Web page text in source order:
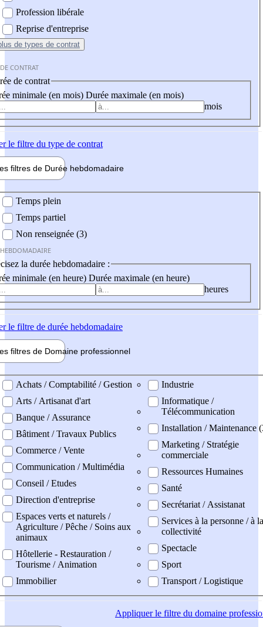
Profession libérale
Reprise d'entreprise
de types de contrat
CONTRAT
de contrat
minimale (en mois) Durée maximale (en mois)
mois
le filtre du type de contrat
filtres de Durée hebdomadaire
Temps plein
Temps partiel
Non renseignée (3)
la durée hebdomadaire :
minimale (en heure) Durée maximale (en heure)
heures
le filtre de durée hebdomadaire
filtres de Domaine professionnel
professionel
Achats / Comptabilité / Gestion
Arts / Artisanat d'art
Banque / Assurance
Bâtiment / Travaux Publics
Commerce / Vente
Communication / Multimédia
Conseil / Etudes
Direction d'entreprise
Espaces verts et naturels /
Agriculture / Pêche / Soins aux
animaux
Hôtellerie - Restauration /
Tourisme / Animation
Immobilier
Industrie
Informatique /
Télécommunication
Installation / Maintenance
Marketing / Stratégie
commerciale
Ressources Humaines
Santé
Secrétariat / Assistanat
Services à la personne / à la
collectivité
Spectacle
Sport
Transport / Logistique
Appliquerle filtre du domaine